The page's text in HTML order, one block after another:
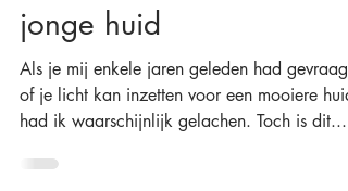
gezonde en stralend
jonge huid
Als je mij enkele jaren geleden had gevraagd
of je licht kan inzetten voor een mooiere huid,
had ik waarschijnlijk gelachen. Toch is dit...